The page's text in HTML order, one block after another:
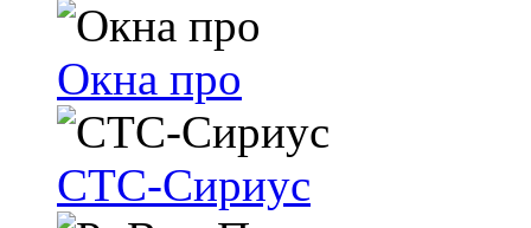
Окна про
СТС-Сириус